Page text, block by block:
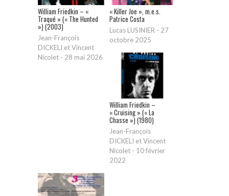
William Friedkin – «
Traqué » (« The Hunted
») (2003)
Jean-François
DICKELI et Vincent
Nicolet - 28 mai 2026
« Killer Joe », m.e.s.
Patrice Costa
Lucas LUSINIER - 27
octobre 2025
William Friedkin –
« Cruising » (« La
Chasse ») (1980)
Jean-François
DICKELI et Vincent
Nicolet - 10 février
2022